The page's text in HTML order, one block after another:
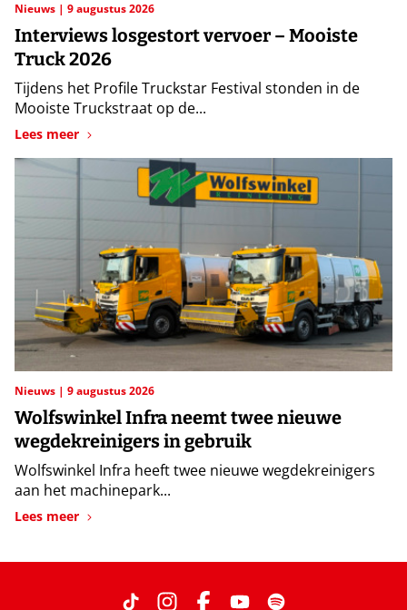
Nieuws 9 augustus 2026
Interviews losgestort vervoer – Mooiste
Truck 2026
Tijdens het Profile Truckstar Festival stonden in de
Mooiste Truckstraat op de...
Lees meer
Nieuws 9 augustus 2026
Wolfswinkel Infra neemt twee nieuwe
wegdekreinigers in gebruik
Wolfswinkel Infra heeft twee nieuwe wegdekreinigers
aan het machinepark...
Lees meer